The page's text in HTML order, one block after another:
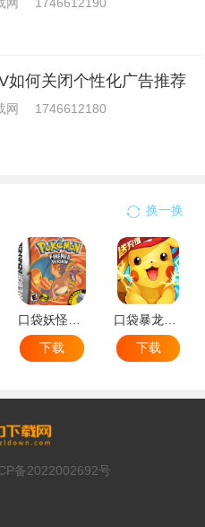
网 1746612190
如何关闭个性化广告推荐
网 1746612180
换一换
口袋妖怪：火红802 2.1汉化版
下载
口袋暴龙送VIP18手机版
下载
备2022002692号